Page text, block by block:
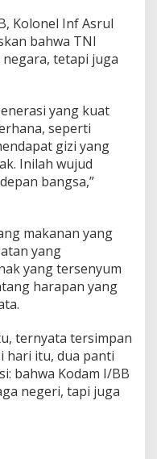
Kolonel Inf Asrul
bahwa TNI
tetapi juga
yang kuat
seperti
gizi yang
Inilah wujud
bangsa,”
makanan yang
yang
yang tersenyum
harapan yang
ternyata tersimpan
hari itu, dua panti
bahwa Kodam I/BB
negeri, tapi juga